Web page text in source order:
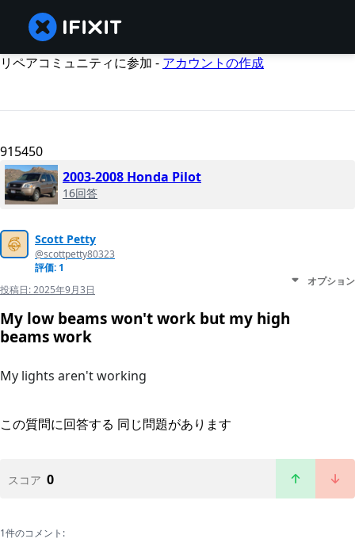
リペアコミュニティに参加 - アカウントの作成
915450
2003-2008 Honda Pilot
16回答
Scott Petty
@scottpetty80323
評価: 1
投稿日:2025年9月3日
オプション
My low beams won't work but my high
beams work
My lights aren't working
この質問に回答する 同じ問題があります
スコア 0
1件のコメント: